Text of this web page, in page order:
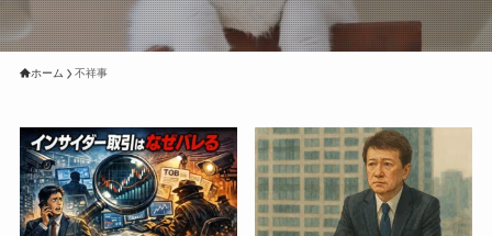
ホーム 不祥事